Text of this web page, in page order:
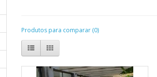
Produtos para comparar (0)